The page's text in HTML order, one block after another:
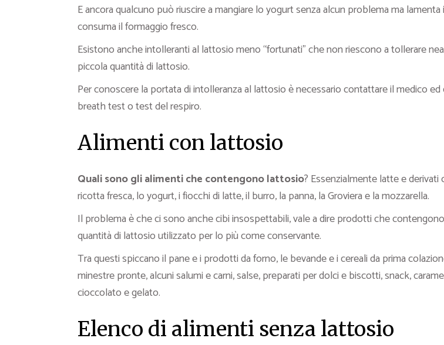
E ancora qualcuno può riuscire a mangiare lo yogurt senza alcun problema ma
consuma il formaggio fresco.
Esistono anche intolleranti al lattosio meno “fortunati” che non riescono a tollerare
piccola quantità di lattosio.
Per conoscere la portata di intolleranza al lattosio è necessario contattare il medico
breath test o test del respiro.
Alimenti con lattosio
Quali sono gli alimenti che contengono lattosio? Essenzialmente latte e derivati
ricotta fresca, lo yogurt, i fiocchi di latte, il burro, la panna, la Groviera e la mozzarella.
Il problema è che ci sono anche cibi insospettabili, vale a dire prodotti che
quantità di lattosio utilizzato per lo più come conservante.
Tra questi spiccano il pane e i prodotti da forno, le bevande e i cereali da prima
minestre pronte, alcuni salumi e carni, salse, preparati per dolci e biscotti, snack,
cioccolato e gelato.
Elenco di alimenti senza lattosio